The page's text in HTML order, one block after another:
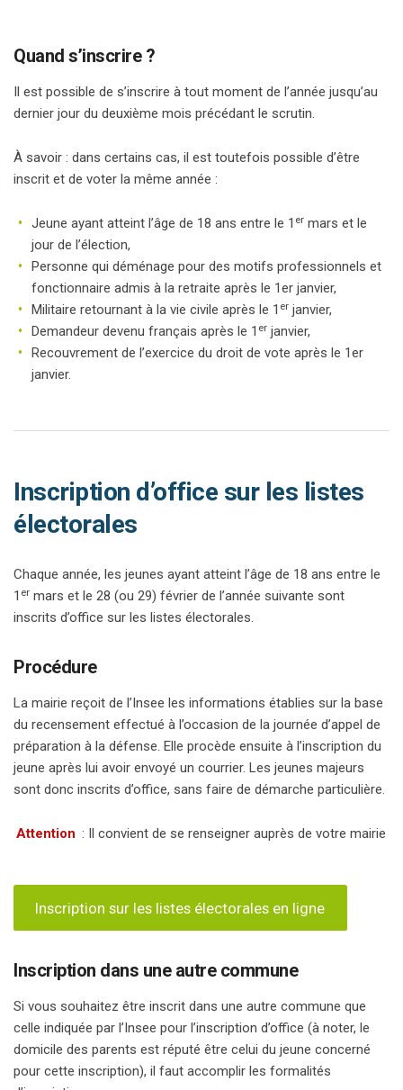
Quand s’inscrire ?
Il est possible de s’inscrire à tout moment de l’année jusqu’au
dernier jour du deuxième mois précédant le scrutin.
À savoir : dans certains cas, il est toutefois possible d’être
inscrit et de voter la même année :
Jeune ayant atteint l’âge de 18 ans entre le 1 er mars et le
jour de l’élection,
Personne qui déménage pour des motifs professionnels et
fonctionnaire admis à la retraite après le 1er janvier,
Militaire retournant à la vie civile après le 1 er janvier,
Demandeur devenu français après le 1 er janvier,
Recouvrement de l’exercice du droit de vote après le 1er
janvier.
Inscription d’office sur les listes
électorales
Chaque année, les jeunes ayant atteint l’âge de 18 ans entre le
1 er mars et le 28 (ou 29) février de l’année suivante sont
inscrits d’office sur les listes électorales.
Procédure
La mairie reçoit de l’Insee les informations établies sur la base
du recensement effectué à l’occasion de la journée d’appel de
préparation à la défense. Elle procède ensuite à l’inscription du
jeune après lui avoir envoyé un courrier. Les jeunes majeurs
sont donc inscrits d’office, sans faire de démarche particulière.
Attention : Il convient de se renseigner auprès de votre mairie
Inscription sur les listes électorales en ligne
Inscription dans une autre commune
Si vous souhaitez être inscrit dans une autre commune que
celle indiquée par l’Insee pour l’inscription d’office (à noter, le
domicile des parents est réputé être celui du jeune concerné
pour cette inscription), il faut accomplir les formalités